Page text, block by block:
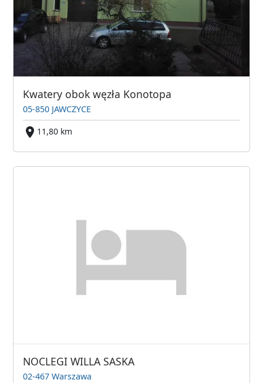
Kwatery obok węzła Konotopa
05-850 JAWCZYCE
11,80 km
NOCLEGI WILLA SASKA
02-467 Warszawa